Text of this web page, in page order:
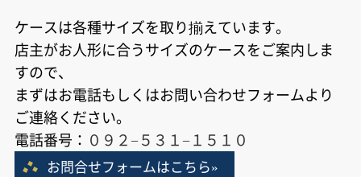
ケースは各種サイズを取り揃えています。
店主がお人形に合うサイズのケースをご案内しま
すので、
まずはお電話もしくはお問い合わせフォームより
ご連絡ください。
電話番号： ０９２−５３１−１５１０
お問合せフォームはこちら»